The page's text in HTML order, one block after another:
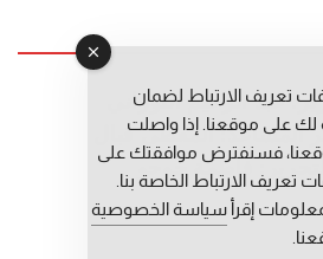
عبد الرحيم التوراني
المساعد: المعطي قبال
فاطمة حوحو
تعريف الارتباط لضمان
على موقعنا. إذا واصلت
فسنفترض موافقتك على
تعريف الارتباط الخاصة بنا.
إقرأ سياسة الخصوصية